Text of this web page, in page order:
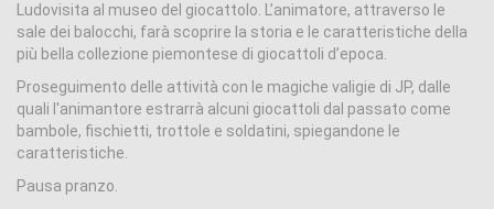
Ludovisita al museo del giocattolo. L’animatore, attraverso le
sale dei balocchi, farà scoprire la storia e le caratteristiche della
più bella collezione piemontese di giocattoli d’epoca.
Proseguimento delle attività con le magiche valigie di JP, dalle
quali l'animantore estrarrà alcuni giocattoli dal passato come
bambole, fischietti, trottole e soldatini, spiegandone le
caratteristiche.
Pausa pranzo.